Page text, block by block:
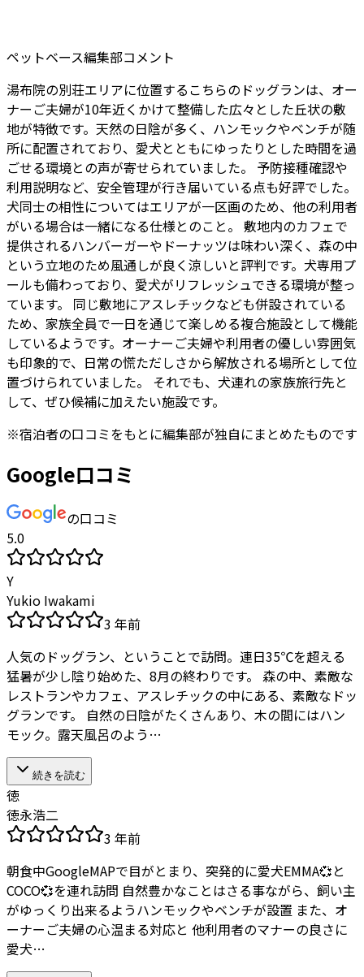
ペットベース編集部コメント
湯布院の別荘エリアに位置するこちらのドッグランは、オー
ナーご夫婦が10年近くかけて整備した広々とした丘状の敷
地が特徴です。天然の日陰が多く、ハンモックやベンチが随
所に配置されており、愛犬とともにゆったりとした時間を過
ごせる環境との声が寄せられていました。 予防接種確認や
利用説明など、安全管理が行き届いている点も好評でした。
犬同士の相性についてはエリアが一区画のため、他の利用者
がいる場合は一緒になる仕様とのこと。 敷地内のカフェで
提供されるハンバーガーやドーナッツは味わい深く、森の中
という立地のため風通しが良く涼しいと評判です。犬専用プ
ールも備わっており、愛犬がリフレッシュできる環境が整っ
ています。 同じ敷地にアスレチックなども併設されている
ため、家族全員で一日を通じて楽しめる複合施設として機能
しているようです。オーナーご夫婦や利用者の優しい雰囲気
も印象的で、日常の慌ただしさから解放される場所として位
置づけられていました。 それでも、犬連れの家族旅行先と
して、ぜひ候補に加えたい施設です。
※宿泊者の口コミをもとに編集部が独自にまとめたものです
Google口コミ
の口コミ
5.0
Y
Yukio Iwakami
3 年前
人気のドッグラン、ということで訪問。連日35℃を超える
猛暑が少し陰り始めた、8月の終わりです。 森の中、素敵な
レストランやカフェ、アスレチックの中にある、素敵なドッ
グランです。 自然の日陰がたくさんあり、木の間にはハン
モック。露天風呂のよう…
続きを読む
徳
徳永浩二
3 年前
朝食中GoogleMAPで目がとまり、突発的に愛犬EMMA💞と
COCO💞を連れ訪問 自然豊かなことはさる事ながら、飼い主
がゆっくり出来るようハンモックやベンチが設置 また、オ
ーナーご夫婦の心温まる対応と 他利用者のマナーの良さに
愛犬…